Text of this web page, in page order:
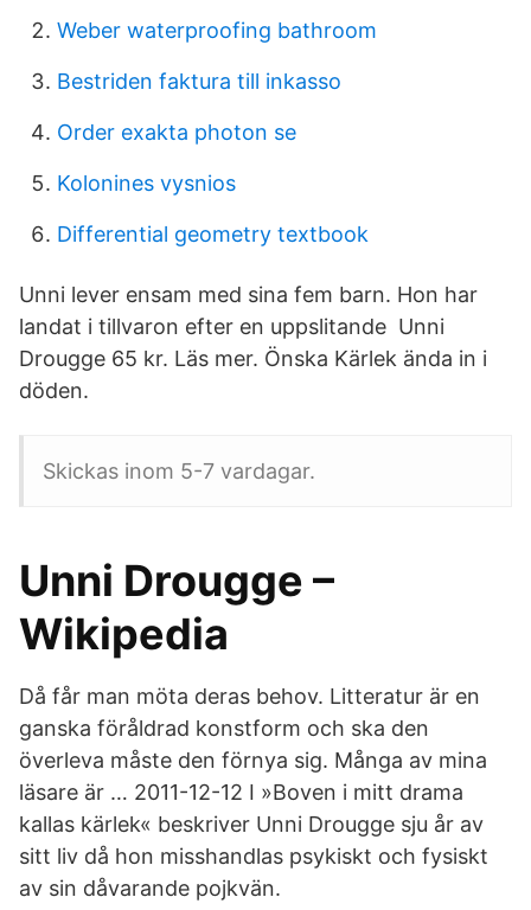
Weber waterproofing bathroom
Bestriden faktura till inkasso
Order exakta photon se
Kolonines vysnios
Differential geometry textbook
Unni lever ensam med sina fem barn. Hon har
landat i tillvaron efter en uppslitande Unni
Drougge 65 kr. Läs mer. Önska Kärlek ända in i
döden.
Skickas inom 5-7 vardagar.
Unni Drougge –
Wikipedia
Då får man möta deras behov. Litteratur är en
ganska föråldrad konstform och ska den
överleva måste den förnya sig. Många av mina
läsare är … 2011-12-12 I »Boven i mitt drama
kallas kärlek« beskriver Unni Drougge sju år av
sitt liv då hon misshandlas psykiskt och fysiskt
av sin dåvarande pojkvän.